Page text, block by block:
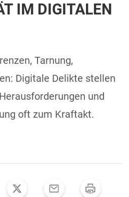
IM DIGITALEN
Tarnung,
Digitale Delikte stellen
und
oft zum Kraftakt.